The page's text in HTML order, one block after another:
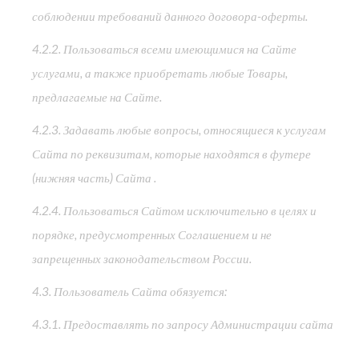
соблюдении требований данного договора-оферты.
4.2.2. Пользоваться всеми имеющимися на Сайте
услугами, а также приобретать любые Товары,
предлагаемые на Сайте.
4.2.3. Задавать любые вопросы, относящиеся к услугам
Сайта по реквизитам, которые находятся в футере
(нижняя часть) Сайта .
4.2.4. Пользоваться Сайтом исключительно в целях и
порядке, предусмотренных Соглашением и не
запрещенных законодательством России.
4.3. Пользователь Сайта обязуется:
4.3.1. Предоставлять по запросу Администрации сайта